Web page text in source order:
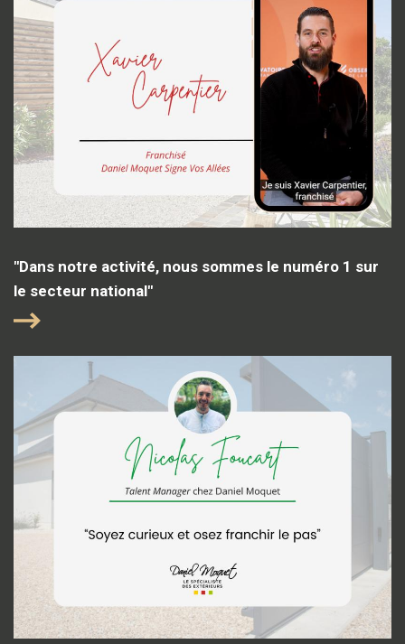
"Dans notre activité, nous sommes le numéro 1 sur
le secteur national"